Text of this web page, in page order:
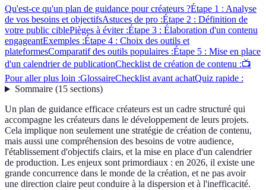
Qu'est-ce qu'un plan de guidance pour créateurs ?Étape 1 : Analyse
de vos besoins et objectifsAstuces de pro :Étape 2 : Définition de
votre public ciblePièges à éviter :Étape 3 : Élaboration d'un contenu
engageantExemples :Étape 4 : Choix des outils et
plateformesComparatif des outils populaires :Étape 5 : Mise en place
d'un calendrier de publicationChecklist de création de contenu :📺
Pour aller plus loin :GlossaireChecklist avant achatQuiz rapide :
Sommaire(15 sections)
Un plan de guidance efficace créateurs est un cadre structuré qui
accompagne les créateurs dans le développement de leurs projets.
Cela implique non seulement une stratégie de création de contenu,
mais aussi une compréhension des besoins de votre audience,
l'établissement d'objectifs clairs, et la mise en place d'un calendrier
de production. Les enjeux sont primordiaux : en 2026, il existe une
grande concurrence dans le monde de la création, et ne pas avoir
une direction claire peut conduire à la dispersion et à l'inefficacité.